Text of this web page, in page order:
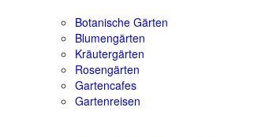
Botanische Gärten
Blumengärten
Kräutergärten
Rosengärten
Gartencafes
Gartenreisen